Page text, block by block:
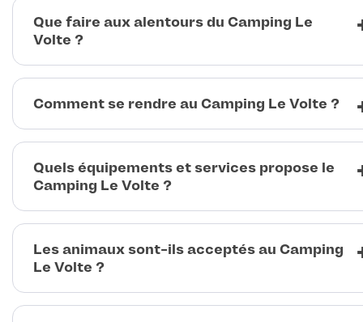
Que faire aux alentours du Camping Le
Volte ?
Comment se rendre au Camping Le Volte ?
Quels équipements et services propose le
Camping Le Volte ?
Les animaux sont-ils acceptés au Camping
Le Volte ?